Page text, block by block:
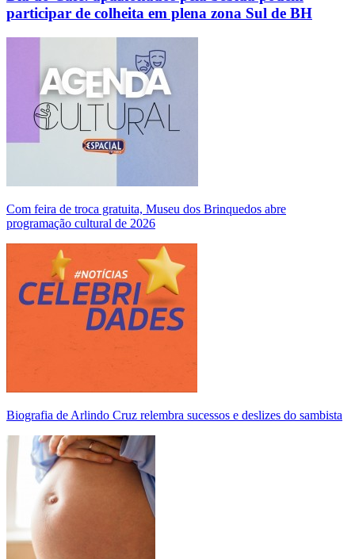
participar de colheita em plena zona Sul de BH
Com feira de troca gratuita, Museu dos Brinquedos abre
programação cultural de 2026
Biografia de Arlindo Cruz relembra sucessos e deslizes do sambista